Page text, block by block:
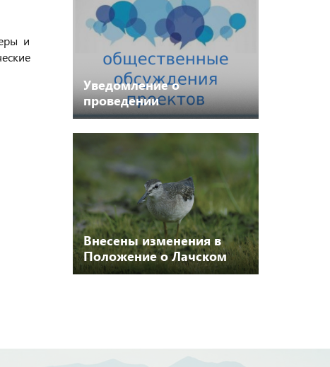
Уведомление о
проведении
общественных
обсуждений
Внесены изменения в
Положение о Лачском
биологическом заказнике
и